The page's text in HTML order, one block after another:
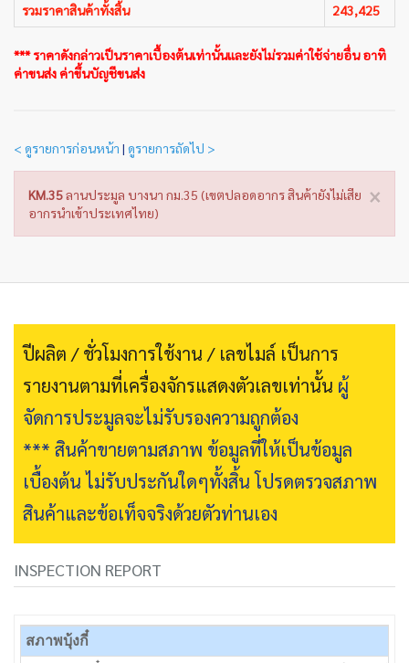
รวมราคาสินค้าทั้งสิ้น 243,425
*** ราคาดังกล่าวเป็นราคาเบื้องต้นเท่านั้นและยังไม่รวมค่าใช้จ่ายอื่น อาทิ
ค่าขนส่ง ค่าขึ้นบัญชีขนส่ง
< ดูรายการก่อนหน้า | ดูรายการถัดไป >
×
KM.35ลานประมูล บางนา กม.35 (เขตปลอดอากร สินค้ายังไม่เสีย
อากรนำเข้าประเทศไทย)
ปีผลิต / ชั่วโมงการใช้งาน / เลขไมล์ เป็นการ
รายงานตามที่เครื่องจักรแสดงตัวเลขเท่านั้น ผู้
จัดการประมูลจะไม่รับรองความถูกต้อง
*** สินค้าขายตามสภาพ ข้อมูลที่ให้เป็นข้อมูล
เบื้องต้น ไม่รับประกันใดๆทั้งสิ้น โปรดตรวจสภาพ
สินค้าและข้อเท็จจริงด้วยตัวท่านเอง
INSPECTION REPORT
สภาพบุ้งกี๋